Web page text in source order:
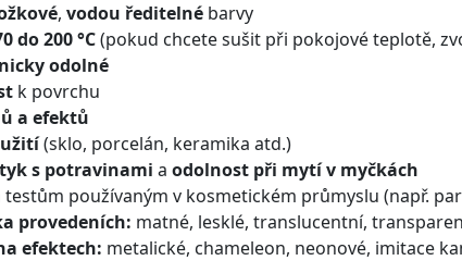
, vodou ředitelné barvy
do 200 °C(pokud chcete sušit při pokojové teplotě,
odolné
k povrchu
a efektů
(sklo, porcelán, keramika atd.)
s potravinami a odolnost při mytí v myčkách
používaným v kosmetickém průmyslu (např.
provedeních: matné, lesklé, translucentní,
efektech: metalické, chameleon, neonové, imitace